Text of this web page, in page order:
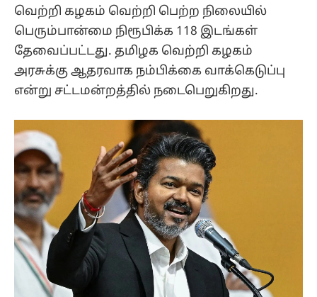
வெற்றி கழகம் வெற்றி பெற்ற நிலையில்
பெரும்பான்மை நிரூபிக்க 118 இடங்கள்
தேவைப்பட்டது. தமிழக வெற்றி கழகம்
அரசுக்கு ஆதரவாக நம்பிக்கை வாக்கெடுப்பு
என்று சட்டமன்றத்தில் நடைபெறுகிறது.